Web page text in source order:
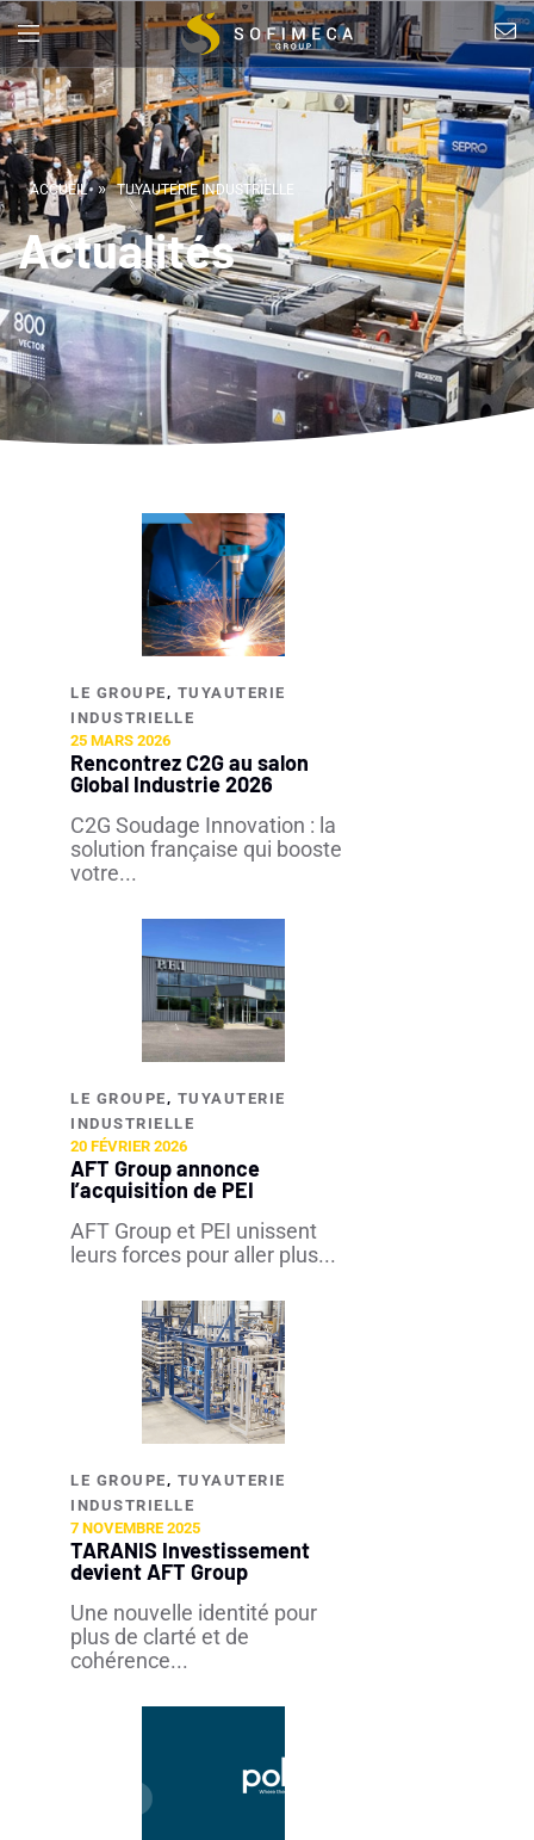
ACCUEIL » TUYAUTERIE INDUSTRIELLE​
Actualités
LE GROUPE , TUYAUTERIE
INDUSTRIELLE​
25 MARS 2026
Rencontrez C2G au salon
Global Industrie 2026
C2G Soudage Innovation : la
solution française qui booste
votre...
LE GROUPE , TUYAUTERIE
INDUSTRIELLE​
20 FÉVRIER 2026
AFT Group annonce
l’acquisition de PEI
AFT Group et PEI unissent
leurs forces pour aller plus...
LE GROUPE , TUYAUTERIE
INDUSTRIELLE​
7 NOVEMBRE 2025
TARANIS Investissement
devient AFT Group
Une nouvelle identité pour
plus de clarté et de
cohérence...